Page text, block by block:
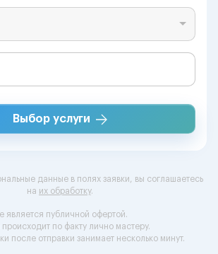
Выбор услуги
данные в полях заявки, вы соглашаетесь
на их обработку.
является публичной офертой.
по факту лично мастеру.
после отправки занимает несколько минут.